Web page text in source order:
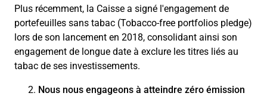
Plus récemment, la Caisse a signé l'engagement de
portefeuilles sans tabac (Tobacco-free portfolios pledge)
lors de son lancement en 2018, consolidant ainsi son
engagement de longue date à exclure les titres liés au
tabac de ses investissements.
Nous nous engageons à atteindre zéro émission